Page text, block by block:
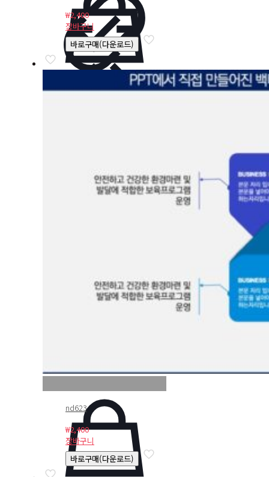
₩2,400
장바구니
바로구매(다운로드)
nd623
₩2,400
장바구니
바로구매(다운로드)